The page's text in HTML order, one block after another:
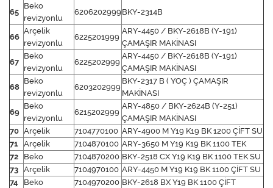
65
Beko
revizyonlu
6206202999 BKY-2314B
66
Arçelik
revizyonlu
6225201999
ARY-4450 / BKY-2618B (Y-191)
ÇAMAŞIR MAKİNASI
67
Beko
revizyonlu
6225202999
ARY-4450 / BKY-2618B (Y-191)
ÇAMAŞIR MAKİNASI
68
Beko
revizyonlu
6203202999
BKY-2317 B ( YOÇ ) ÇAMAŞIR
MAKİNASI
69
Beko
revizyonlu
6215202999
ARY-4850 / BKY-2624B (Y-251)
ÇAMAŞIR MAKİNASI
70 Arçelik 7104770100 ARY-4900 M Y19 K19 BK 1200 ÇİFT SU
71
Arçelik 7104870100 ARY-3650 M Y19 K19 BK 1100 TEK
72
Beko 7104870200 BKY-2518 CX Y19 K19 BK 1100 TEK SU
73 Arçelik 7104970100 ARY-4450 M Y19 K19 BK 1100 ÇİFT SU
74
Beko 7104970200 BKY-2618 BX Y19 BK 1100 ÇİFT